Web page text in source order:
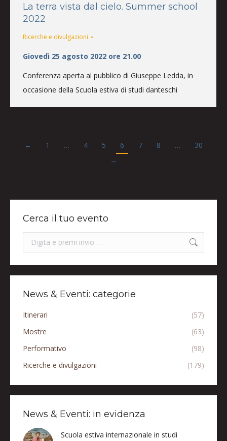
La terra vista dal cielo. Summer school
2022
Ricerche e divulgazioni
Giovedì 25 agosto 2022 ore 21.00
Conferenza aperta al pubblico di Giuseppe Ledda, in
occasione della Scuola estiva di studi danteschi
← 1 … 4 5 6 7 8 …
30
→
Cerca il tuo evento
Search:
News & Eventi: categorie
Itinerari
(57)
Mostre
(63)
Performativo
(98)
Ricerche e divulgazioni
(179)
News & Eventi: in evidenza
Scuola estiva internazionale in studi